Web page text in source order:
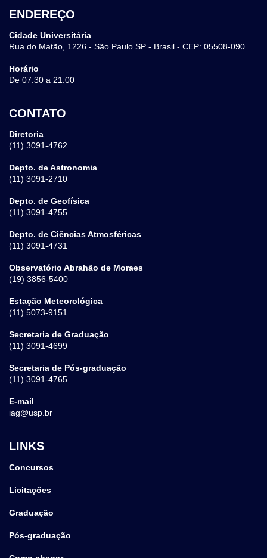
ENDEREÇO
Cidade Universitária
Rua do Matão, 1226 - São Paulo SP - Brasil - CEP: 05508-090
Horário
De 07:30 a 21:00
CONTATO
Diretoria
(11) 3091-4762
Depto. de Astronomia
(11) 3091-2710
Depto. de Geofísica
(11) 3091-4755
Depto. de Ciências Atmosféricas
(11) 3091-4731
Observatório Abrahão de Moraes
(19) 3856-5400
Estação Meteorológica
(11) 5073-9151
Secretaria de Graduação
(11) 3091-4699
Secretaria de Pós-graduação
(11) 3091-4765
E-mail
iag@usp.br
LINKS
Concursos
Licitações
Graduação
Pós-graduação